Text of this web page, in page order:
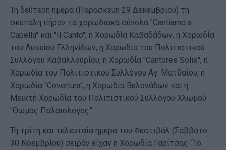
Τη δεύτερη ημέρα (Παρασκευή 29 Δεκεμβρίου) τη
σκυτάλη πήραν τα χορωδιακά σύνολα "Cantiamo a
Capella" και "Il Canto", η Χορωδία Καβαδάδων, η Χορωδία
του Λυκείου Ελληνίδων, η Χορωδία του Πολιτιστικού
Συλλόγου Καβαλλουρίου, η Χορωδία "Cantores Solis", η
Χορωδία του Πολιτιστικού Συλλόγου Αγ. Ματθαίου, η
Χορωδία "Covertura", η Χορωδία Βελονάδων και η
Μεικτή Χορωδία του Πολιτιστικού Συλλόγου Χλωμού
“Θωμάς Παλαιολόγος”.
Τη τρίτη και τελευταία ημέρα του Φεστιβάλ (Σάββατο
30 Νοεμβρίου) σειράν είχαν η Χορωδία Γαρίτσας “Το